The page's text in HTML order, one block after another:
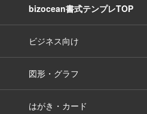
bizocean書式テンプレTOP
ビジネス向け
図形・グラフ
はがき・カード